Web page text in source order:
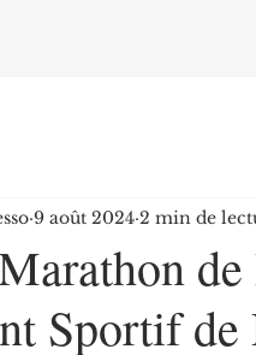
Sportif de
9 août 2024 2 min de